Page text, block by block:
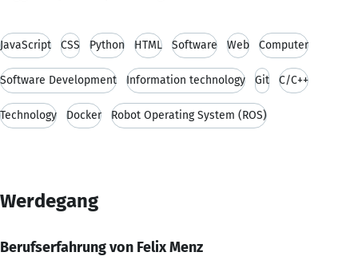
JavaScript CSS Python HTML Software Web Computer
Software Development Information technology Git C/C++
Technology Docker Robot Operating System (ROS)
Werdegang
Berufserfahrung von Felix Menz